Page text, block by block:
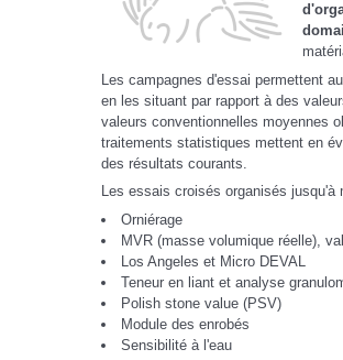
Les campagnes d'essai permettent
en les situant par rapport à des
valeurs conventionnelles moyennes
traitements statistiques mettent en
des résultats courants.
Les essais croisés organisés
Orniérage
MVR (masse volumique réelle),
Los Angeles et Micro DEVAL
Teneur en liant et analyse
Polish stone value (PSV)
Module des enrobés
Sensibilité à l'eau